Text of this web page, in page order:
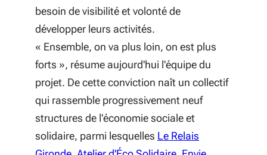
besoin de visibilité et volonté de
développer leurs activités.
« Ensemble, on va plus loin, on est plus
forts », résume aujourd'hui l'équipe du
projet. De cette conviction naît un collectif
qui rassemble progressivement neuf
structures de l'économie sociale et
solidaire, parmi lesquelles Le Relais